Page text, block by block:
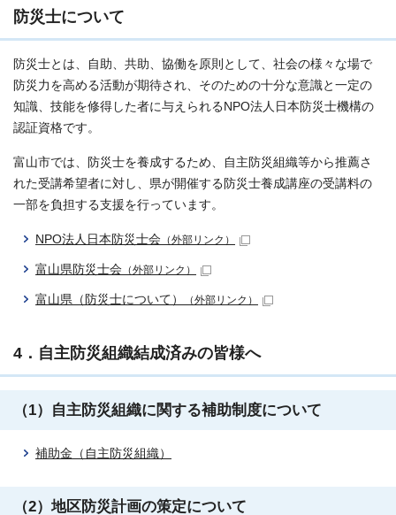
防災士について
防災士とは、自助、共助、協働を原則として、社会の様々な場で
防災力を高める活動が期待され、そのための十分な意識と一定の
知識、技能を修得した者に与えられるNPO法人日本防災士機構の
認証資格です。
富山市では、防災士を養成するため、自主防災組織等から推薦さ
れた受講希望者に対し、県が開催する防災士養成講座の受講料の
一部を負担する支援を行っています。
NPO法人日本防災士会 （外部リンク）
富山県防災士会 （外部リンク）
富山県（防災士について） （外部リンク）
4．自主防災組織結成済みの皆様へ
（1）自主防災組織に関する補助制度について
補助金（自主防災組織）
（2）地区防災計画の策定について